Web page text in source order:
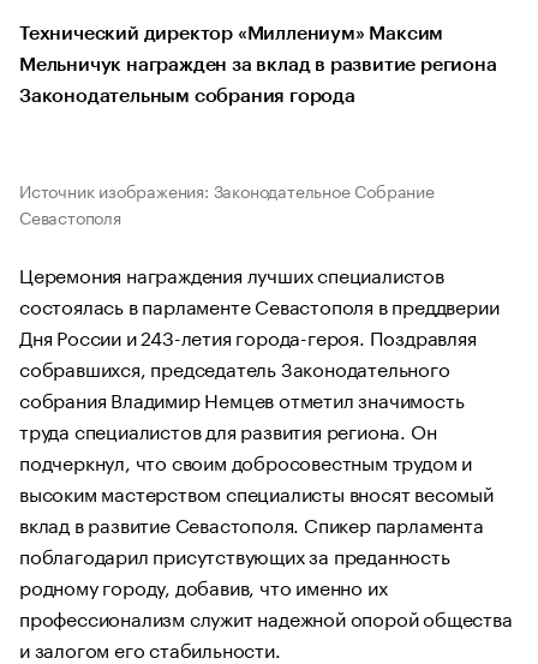
Технический директор «Миллениум» Максим
Мельничук награжден за вклад в развитие региона
Законодательным собрания города
Источник изображения: Законодательное Собрание
Севастополя
Церемония награждения лучших специалистов
состоялась в парламенте Севастополя в преддверии
Дня России и 243-летия города-героя. Поздравляя
собравшихся, председатель Законодательного
собрания Владимир Немцев отметил значимость
труда специалистов для развития региона. Он
подчеркнул, что своим добросовестным трудом и
высоким мастерством специалисты вносят весомый
вклад в развитие Севастополя. Спикер парламента
поблагодарил присутствующих за преданность
родному городу, добавив, что именно их
профессионализм служит надежной опорой общества
и залогом его стабильности.